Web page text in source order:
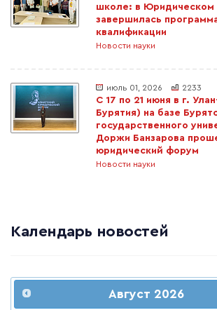
школе: в Юридическом
завершилась
квалификации
Новости науки
июль 01, 2026 2233
С 17 по 21 июня в г.
Бурятия) на базе
государственного
Доржи Банзарова
юридический форум
Новости науки
Календарь новостей
Август 2026